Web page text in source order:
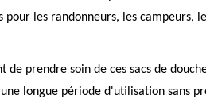
les randonneurs, les campeurs,
prendre soin de ces sacs de
longue période d'utilisation sans